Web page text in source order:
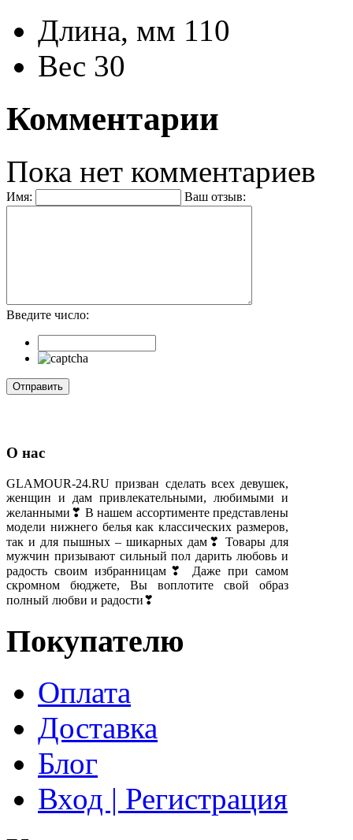
Длина, мм 110
Вес 30
Комментарии
Пока нет комментариев
Имя: Ваш отзыв:
Введите число:
О нас
GLAMOUR-24.RU призван сделать всех девушек,
женщин и дам привлекательными, любимыми и
желанными❣ В нашем ассортименте представлены
модели нижнего белья как классических размеров,
так и для пышных – шикарных дам❣ Товары для
мужчин призывают сильный пол дарить любовь и
радость своим избранницам❣ Даже при самом
скромном бюджете, Вы воплотите свой образ
полный любви и радости❣
Покупателю
Оплата
Доставка
Блог
Вход | Регистрация